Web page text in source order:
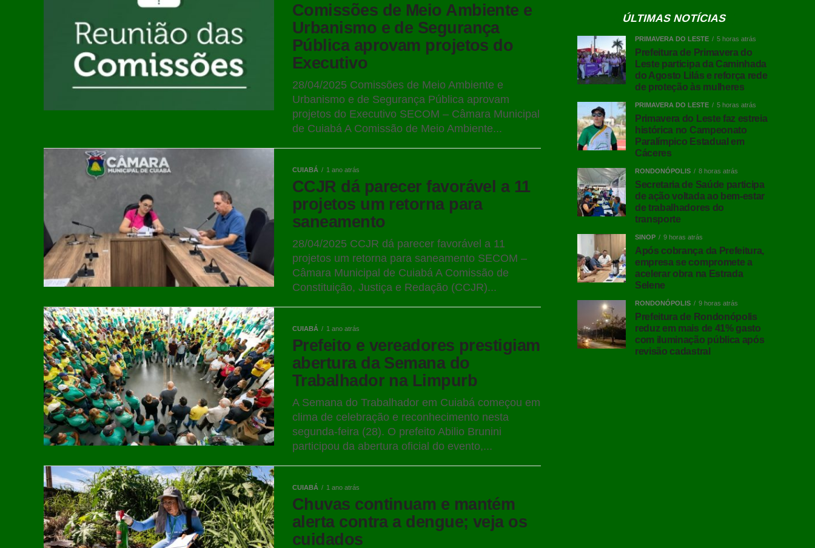
Comissões de Meio Ambiente e
Urbanismo e de Segurança
Pública aprovam projetos do
Executivo
28/04/2025 Comissões de Meio Ambiente e
Urbanismo e de Segurança Pública aprovam
projetos do Executivo SECOM – Câmara Municipal
de Cuiabá A Comissão de Meio Ambiente...
CUIABÁ 1 ano atrás
CCJR dá parecer favorável a 11
projetos um retorna para
saneamento
28/04/2025 CCJR dá parecer favorável a 11
projetos um retorna para saneamento SECOM –
Câmara Municipal de Cuiabá A Comissão de
Constituição, Justiça e Redação (CCJR)...
CUIABÁ 1 ano atrás
Prefeito e vereadores prestigiam
abertura da Semana do
Trabalhador na Limpurb
A Semana do Trabalhador em Cuiabá começou em
clima de celebração e reconhecimento nesta
segunda-feira (28). O prefeito Abilio Brunini
participou da abertura oficial do evento,...
CUIABÁ 1 ano atrás
Chuvas continuam e mantém
alerta contra a dengue; veja os
cuidados
ÚLTIMAS NOTÍCIAS
PRIMAVERA DO LESTE 5 horas atrás
Prefeitura de Primavera do
Leste participa da Caminhada
do Agosto Lilás e reforça rede
de proteção às mulheres
PRIMAVERA DO LESTE 5 horas atrás
Primavera do Leste faz estreia
histórica no Campeonato
Paralímpico Estadual em
Cáceres
RONDONÓPOLIS 8 horas atrás
Secretaria de Saúde participa
de ação voltada ao bem-estar
de trabalhadores do
transporte
SINOP 9 horas atrás
Após cobrança da Prefeitura,
empresa se compromete a
acelerar obra na Estrada
Selene
RONDONÓPOLIS 9 horas atrás
Prefeitura de Rondonópolis
reduz em mais de 41% gasto
com iluminação pública após
revisão cadastral